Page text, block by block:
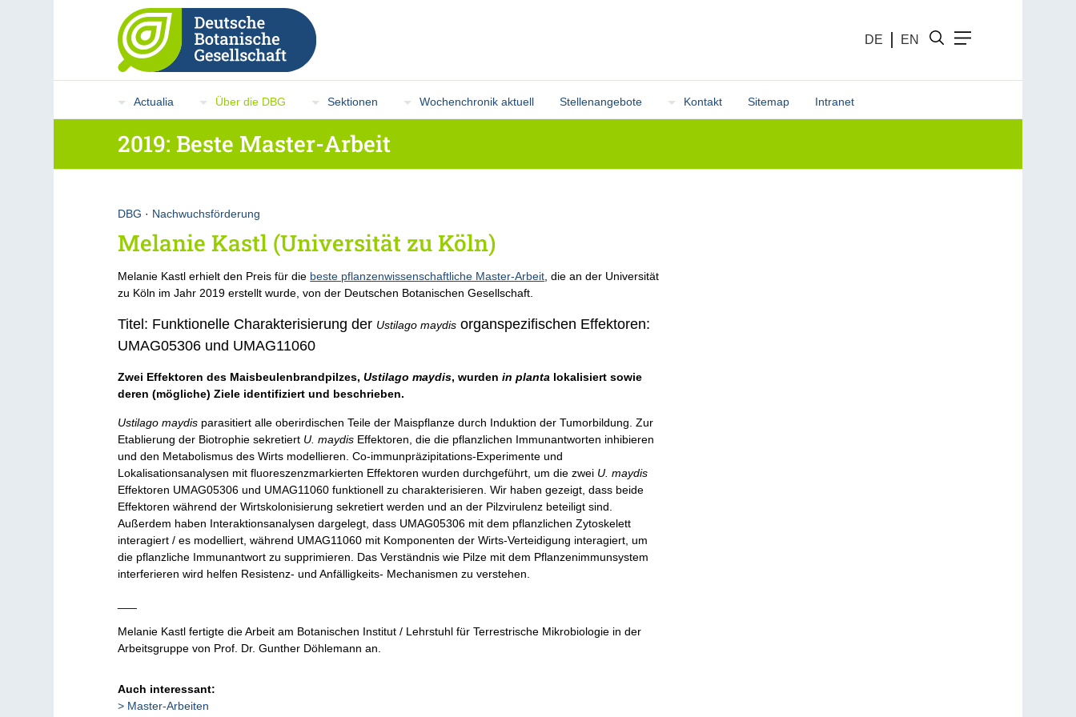
DE EN
Actualia Über die DBG Sektionen Wochenchronik aktuell Stellenangebote Kontakt Sitemap Intranet
2019: Beste Master-Arbeit
DBG · Nachwuchsförderung
Melanie Kastl (Universität zu Köln)
Melanie Kastl erhielt den Preis für die beste pflanzenwissenschaftliche Master-Arbeit , die an der Universität
zu Köln im Jahr 2019 erstellt wurde, von der Deutschen Botanischen Gesellschaft.
Titel: Funktionelle Charakterisierung der Ustilago maydis organspezifischen Effektoren:
UMAG05306 und UMAG11060
Zwei Effektoren des Maisbeulenbrandpilzes,Ustilago maydis, wurdenin planta lokalisiert sowie
deren (mögliche) Ziele identifiziert und beschrieben.
Ustilago maydis parasitiert alle oberirdischen Teile der Maispflanze durch Induktion der Tumorbildung. Zur
Etablierung der Biotrophie sekretiert U. maydis Effektoren, die die pflanzlichen Immunantworten inhibieren
und den Metabolismus des Wirts modellieren. Co-immunpräzipitations-Experimente und
Lokalisationsanalysen mit fluoreszenzmarkierten Effektoren wurden durchgeführt, um die zwei U. maydis
Effektoren UMAG05306 und UMAG11060 funktionell zu charakterisieren. Wir haben gezeigt, dass beide
Effektoren während der Wirtskolonisierung sekretiert werden und an der Pilzvirulenz beteiligt sind.
Außerdem haben Interaktionsanalysen dargelegt, dass UMAG05306 mit dem pflanzlichen Zytoskelett
interagiert / es modelliert, während UMAG11060 mit Komponenten der Wirts-Verteidigung interagiert, um
die pflanzliche Immunantwort zu supprimieren. Das Verständnis wie Pilze mit dem Pflanzenimmunsystem
interferieren wird helfen Resistenz- und Anfälligkeits- Mechanismen zu verstehen.
Melanie Kastl fertigte die Arbeit am Botanischen Institut / Lehrstuhl für Terrestrische Mikrobiologie in der
Arbeitsgruppe von Prof. Dr. Gunther Döhlemann an.
Auch interessant:
Master-Arbeiten